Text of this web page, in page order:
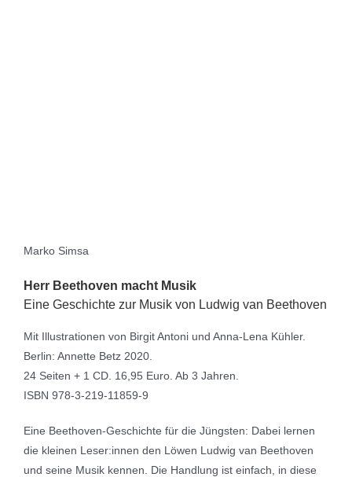
Marko Simsa
Herr Beethoven macht Musik
Eine Geschichte zur Musik von Ludwig van Beethoven
Mit Illustrationen von Birgit Antoni und Anna-Lena Kühler.
Berlin: Annette Betz 2020.
24 Seiten + 1 CD. 16,95 Euro. Ab 3 Jahren.
ISBN 978-3-219-11859-9
Eine Beethoven-Geschichte für die Jüngsten: Dabei lernen
die kleinen Leser:innen den Löwen Ludwig van Beethoven
und seine Musik kennen. Die Handlung ist einfach, in diese